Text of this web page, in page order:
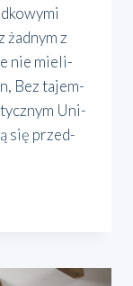
żad­nym z
nie mie­li­
Bez tajem­
Uni­
się przed­